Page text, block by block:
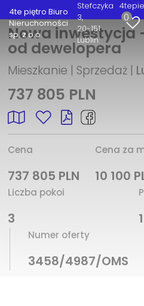
4te piętro Biuro
Nieruchomości
sp. z o.o.
Stefczyka
3
20-151
Lublin
0
Nowa inwestycja
od dewelopera
Mieszkanie | Sprzedaż |
737 805 PLN
Cena
737 805 PLN
Cena za
10 100
Liczba pokoi
3
Numer oferty
3458/4987/OMS